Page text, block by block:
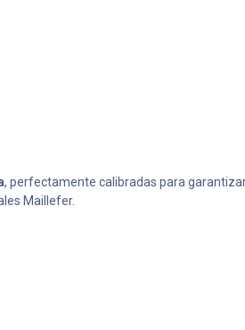
, perfectamente calibradas para
Maillefer.